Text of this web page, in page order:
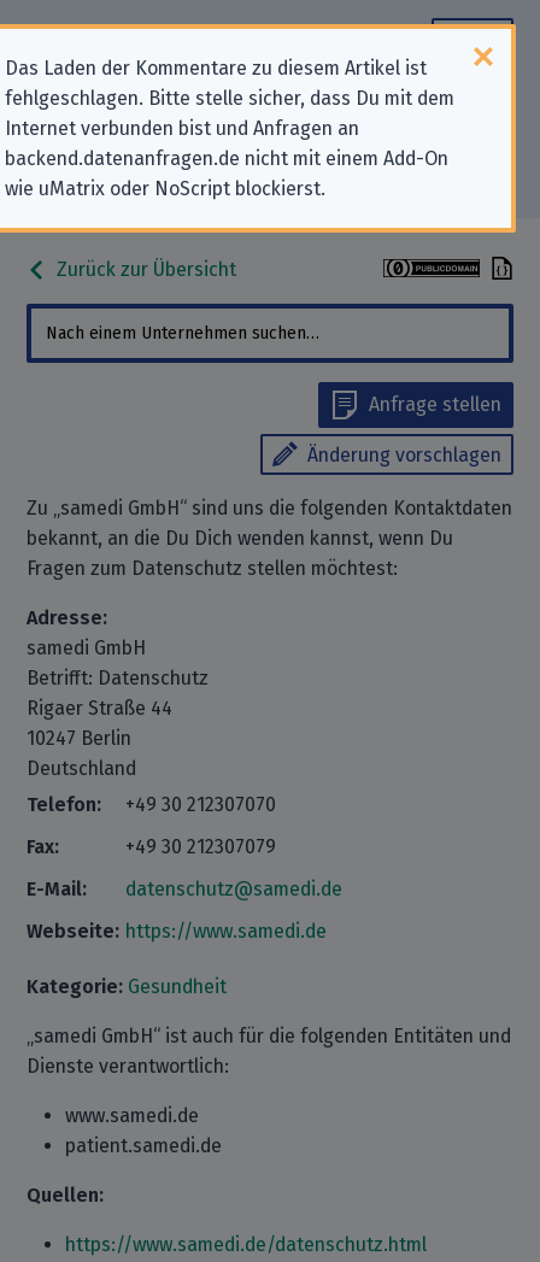
Das Laden der Kommentare zu diesem Artikel ist
fehlgeschlagen. Bitte stelle sicher, dass Du mit dem
Internet verbunden bist und Anfragen an
backend.datenanfragen.de nicht mit einem Add-On
wie uMatrix oder NoScript blockierst.
Datenschutz-Kontaktdaten für
„samedi GmbH“
Zurück zur Übersicht
Anfrage stellen
Änderung vorschlagen
Zu „samedi GmbH“ sind uns die folgenden Kontaktdaten
bekannt, an die Du Dich wenden kannst, wenn Du
Fragen zum Datenschutz stellen möchtest:
Adresse:
samedi GmbH
Betrifft: Datenschutz
Rigaer Straße 44
10247 Berlin
Deutschland
Telefon:
+49 30 212307070
Fax:
+49 30 212307079
E-Mail:
datenschutz@samedi.de
Webseite: https://www.samedi.de
Kategorie: Gesundheit
„samedi GmbH“ ist auch für die folgenden Entitäten und
Dienste verantwortlich:
www.samedi.de
patient.samedi.de
Quellen:
https://www.samedi.de/datenschutz.html